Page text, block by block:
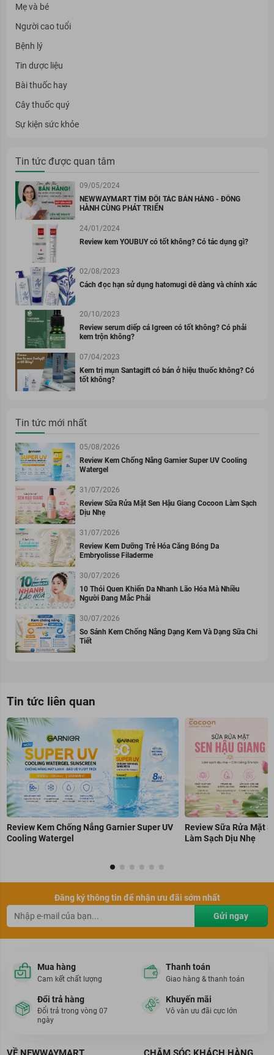
Mẹ và bé
Người cao tuổi
Bệnh lý
Tin dược liệu
Bài thuốc hay
Cây thuốc quý
Sự kiện sức khỏe
Tin tức được quan tâm
09/05/2024
NEWWAYMART TÌM ĐỐI TÁC BÁN HÀNG - ĐỒNG
HÀNH CÙNG PHÁT TRIỂN
24/01/2024
Review kem YOUBUY có tốt không? Có tác dụng gì?
02/08/2023
Cách đọc hạn sử dụng hatomugi dễ dàng và chính xác
20/10/2023
Review serum diếp cá Igreen có tốt không? Có phải
kem trộn không?
07/04/2023
Kem trị mụn Santagift có bán ở hiệu thuốc không? Có
tốt không?
Tin tức mới nhất
05/08/2026
Review Kem Chống Nắng Garnier Super UV Cooling
Watergel
31/07/2026
Review Sữa Rửa Mặt Sen Hậu Giang Cocoon Làm Sạch
Dịu Nhẹ
31/07/2026
Review Kem Dưỡng Trẻ Hóa Căng Bóng Da
Embryolisse Filaderme
30/07/2026
10 Thói Quen Khiến Da Nhanh Lão Hóa Mà Nhiều
Người Đang Mắc Phải
30/07/2026
So Sánh Kem Chống Nắng Dạng Kem Và Dạng Sữa Chi
Tiết
Tin tức liên quan
Review Kem Chống Nắng Garnier Super UV
Cooling Watergel
Review Sữa Rửa Mặt
Làm Sạch Dịu Nhẹ
Đăng ký thông tin để nhận ưu đãi sớm nhất
Gửi ngay
Mua hàng
Cam kết chất lượng
Thanh toán
Giao hàng & thanh toán
Đổi trả hàng
Đổi trả trong vòng 07
ngày
Khuyến mãi
Vô vàn ưu đãi cực lớn